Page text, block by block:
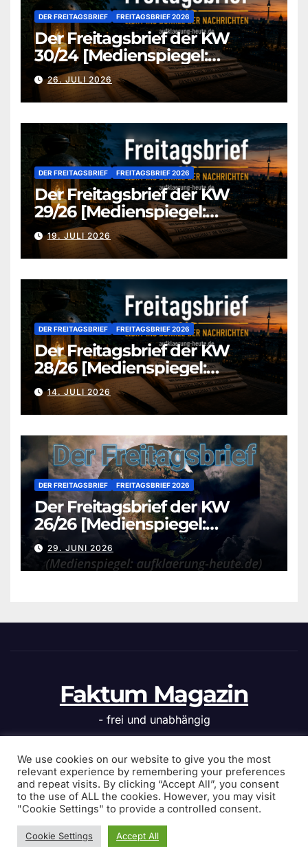
DER FREITAGSBRIEF FREITAGSBRIEF 2026
Der Freitagsbrief der KW
30/24 [Medienspiegel:
aufklaerung-heute-de]
26. JULI 2026
DER FREITAGSBRIEF FREITAGSBRIEF 2026
Der Freitagsbrief der KW
29/26 [Medienspiegel:
aufklaerung-heute.de]
19. JULI 2026
DER FREITAGSBRIEF FREITAGSBRIEF 2026
Der Freitagsbrief der KW
28/26 [Medienspiegel:
aufklaerung-heute.de]
14. JULI 2026
DER FREITAGSBRIEF FREITAGSBRIEF 2026
Der Freitagsbrief der KW
26/26 [Medienspiegel:
aufklaerung-heute.de]
29. JUNI 2026
Faktum Magazin
- frei und unabhängig
Stolz präsentiert von WordPress|Theme: News Click von
Themeansar
HomePolitikIslamkritik Kulturzwischendurch
We use cookies on our website to give you the most
relevant experience by remembering your preferences
and repeat visits. By clicking “Accept All”, you consent
to the use of ALL the cookies. However, you may visit
"Cookie Settings" to provide a controlled consent.
Cookie Settings Accept All